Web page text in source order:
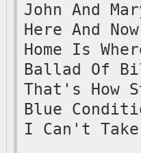
John And
Here And Now
Home Is
Ballad Of
That's How
Blue
I Can't